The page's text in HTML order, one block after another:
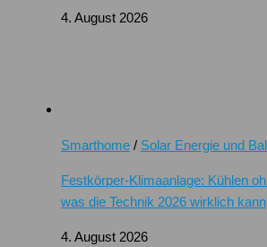
4. August 2026
Smarthome / Solar Energie und
Festkörper-Klimaanlage: Kühlen
was die Technik 2026 wirklich kann
4. August 2026